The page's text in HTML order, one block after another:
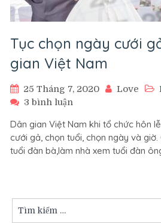
Tục chọn ngày cưới
gian Việt Nam
25 Tháng 7, 2020 Love
3 bình luận
chọn
ngày
cưới
gian
Dân gian Việt Nam khi tổ chức hôn
cưới gả, chọn tuổi, chọn ngày và giờ.
tuổi đàn bà,làm nhà xem tuổi đàn
kiếm: